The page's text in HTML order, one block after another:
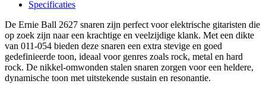
Specificaties
De Ernie Ball 2627 snaren zijn perfect voor elektrische gitaristen die
op zoek zijn naar een krachtige en veelzijdige klank. Met een dikte
van 011-054 bieden deze snaren een extra stevige en goed
gedefinieerde toon, ideaal voor genres zoals rock, metal en hard
rock. De nikkel-omwonden stalen snaren zorgen voor een heldere,
dynamische toon met uitstekende sustain en resonantie.